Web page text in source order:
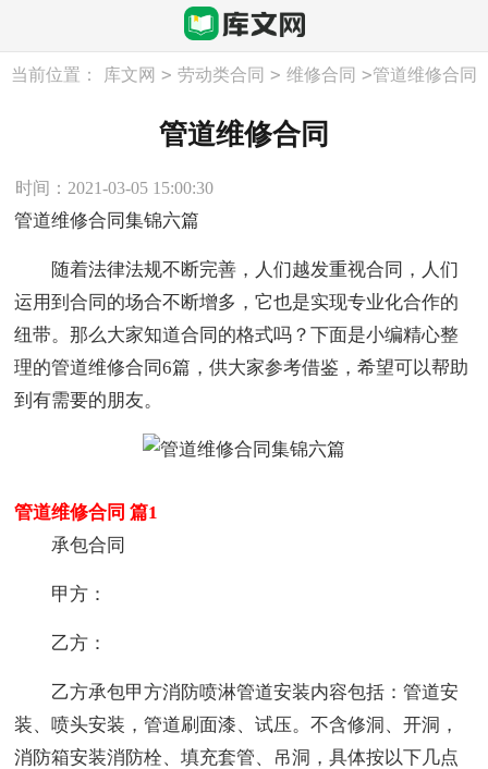
当前位置： 库文网 > 劳动类合同 > 维修合同 >管道维修合同
管道维修合同
时间：2021-03-05 15:00:30
管道维修合同集锦六篇
随着法律法规不断完善，人们越发重视合同，人们
运用到合同的场合不断增多，它也是实现专业化合作的
纽带。那么大家知道合同的格式吗？下面是小编精心整
理的管道维修合同6篇，供大家参考借鉴，希望可以帮助
到有需要的朋友。
管道维修合同 篇1
承包合同
甲方：
乙方：
乙方承包甲方消防喷淋管道安装内容包括：管道安
装、喷头安装，管道刷面漆、试压。不含修洞、开洞，
消防箱安装消防栓、填充套管、吊洞，具体按以下几点